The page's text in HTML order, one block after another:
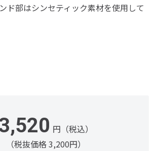
ド部はシンセティック素材を使用して
円（税込）
（税抜価格 3,200円）